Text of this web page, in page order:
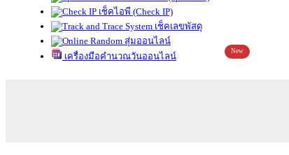
เช็คไอพี (Check IP)
เช็คเลขพัสดุ
สุ่มออนไลน์
เครื่องมือคำนวณวันออนไลน์
New